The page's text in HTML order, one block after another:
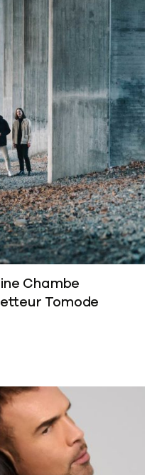
Chambe
Tomode